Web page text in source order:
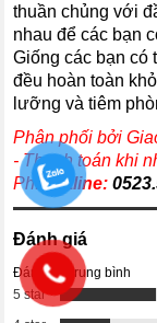
thuần chủng với
nhau để các bạn
Giống các bạn có
đều hoàn toàn
lưỡng và tiêm
Phân phối bởi
- Thanh toán khi
PhíHotline:
Đánh giá
Đánh giá trung bình
5 star